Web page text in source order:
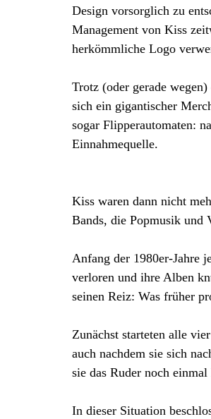
Design vorsorglich zu
Management von Kiss
herkömmliche Logo
Trotz (oder gerade
sich ein gigantischer
sogar Flipperautomaten:
Einnahmequelle.
Kiss waren dann nicht
Bands, die Popmusik und
Anfang der 1980er-Jahre
verloren und ihre Alben
seinen Reiz: Was früher
Zunächst starteten alle
auch nachdem sie sich
sie das Ruder noch
In dieser Situation